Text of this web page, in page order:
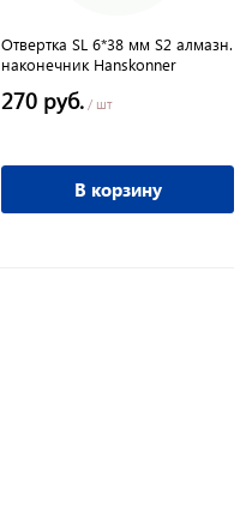
Отвертка SL 6*38 мм S2 алмазн.
наконечник Hanskonner
270 руб. / шт
В корзину